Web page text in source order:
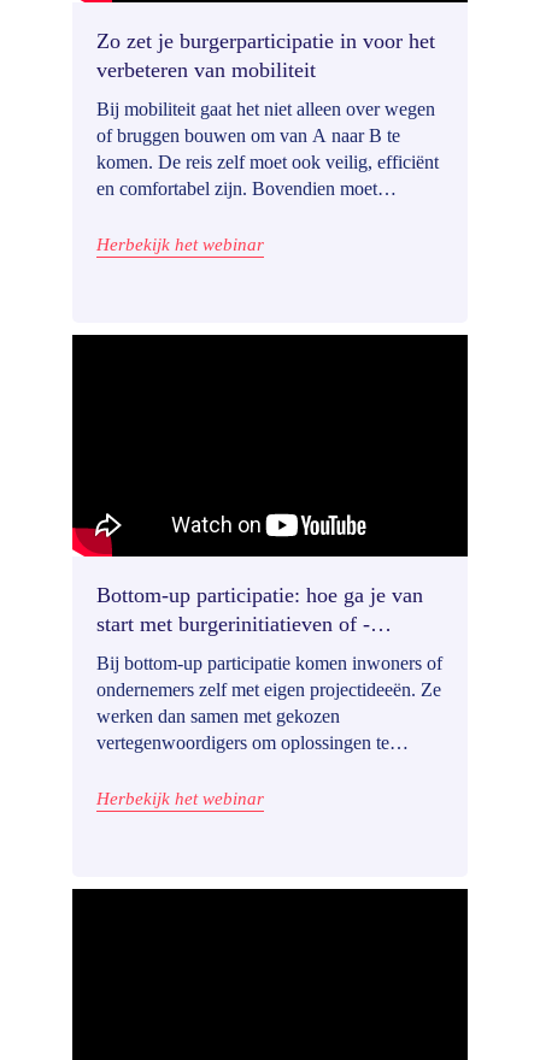
Zo zet je burgerparticipatie in voor het
verbeteren van mobiliteit
Bij mobiliteit gaat het niet alleen over wegen
of bruggen bouwen om van A naar B te
komen. De reis zelf moet ook veilig, efficiënt
en comfortabel zijn. Bovendien moet
zodat geen enkele groep of buurt wordt
Herbekijk het webinar
Bottom-up participatie: hoe ga je van
start met burgerinitiatieven of -
voorstellen?
Bij bottom-up participatie komen inwoners of
ondernemers zelf met eigen projectideeën. Ze
werken dan samen met gekozen
vertegenwoordigers om oplossingen te
projecten uit te voeren. Hoe komen de beste
Herbekijk het webinar